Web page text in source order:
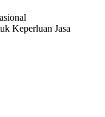
Keperluan Jasa